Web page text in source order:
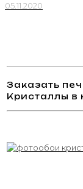
05.11.2020
Заказать
Кристаллы в